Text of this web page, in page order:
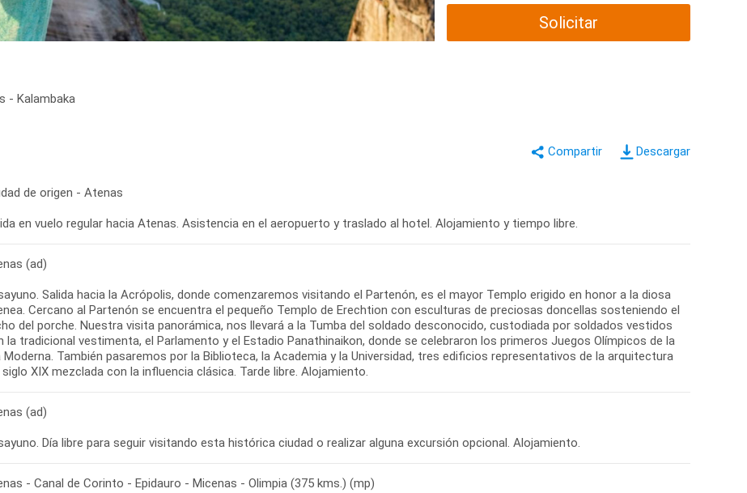
Solicitar
- Kalambaka
Descargar
de origen - Atenas
(ad)
Salida hacia la Acrópolis, donde comenzaremos visitando el Partenón, es el mayor Templo erigido en honor a la diosa
Cercano al Partenón se encuentra el pequeño Templo de Erechtion con esculturas de preciosas doncellas sosteniendo el
del porche. Nuestra visita panorámica, nos llevará a la Tumba del soldado desconocido, custodiada por soldados vestidos
la tradicional vestimenta, el Parlamento y el Estadio Panathinaikon, donde se celebraron los primeros Juegos Olímpicos de la
Moderna. También pasaremos por la Biblioteca, la Academia y la Universidad, tres edificios representativos de la arquitectura
(ad)
- Canal de Corinto - Epidauro - Micenas - Olimpia (375 kms.) (mp)